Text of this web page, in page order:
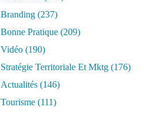
Branding (237)
Bonne Pratique (209)
Vidéo (190)
Stratégie Territoriale Et Mktg (176)
Actualités (146)
Tourisme (111)